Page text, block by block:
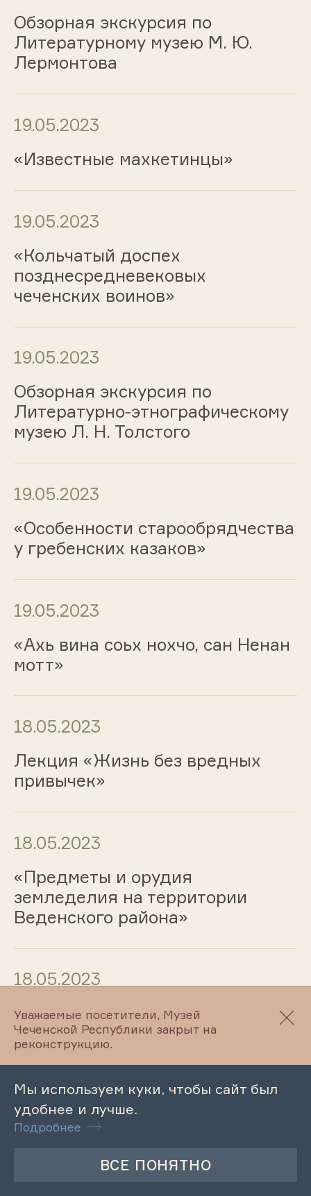
Обзорная экскурсия по
Литературному музею М. Ю.
Лермонтова
19.05.2023
«Известные махкетинцы»
19.05.2023
«Кольчатый доспех
позднесредневековых
чеченских воинов»
19.05.2023
Обзорная экскурсия по
Литературно-этнографическому
музею Л. Н. Толстого
19.05.2023
«Особенности старообрядчества
у гребенских казаков»
19.05.2023
«Ахь вина соьх нохчо, сан Ненан
мотт»
18.05.2023
Лекция «Жизнь без вредных
привычек»
18.05.2023
«Предметы и орудия
земледелия на территории
Веденского района»
18.05.2023
«Образ Николая II в повести Л.
Н. Толстого «Хаджи-Мурат»»
18.05.2023
«Музей – чарующий мир»
Уважаемые посетители, Музей
Чеченской Республики закрыт на
реконструкцию.
Мы используем куки, чтобы сайт был
удобнее и лучше.
Подробнее